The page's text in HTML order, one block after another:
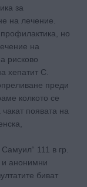
за
на лечение.
но
на
рисково
хепатит С.
преди
колкото се
появата на
111 в гр.
и анонимни
биват